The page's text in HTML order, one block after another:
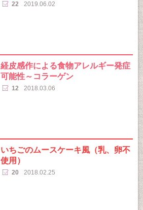
22 2019.06.02
経皮感作による食物アレルギー発症
可能性～コラーゲン
12 2018.03.06
いちごのムースケーキ風（乳、卵不
使用）
20 2018.02.25